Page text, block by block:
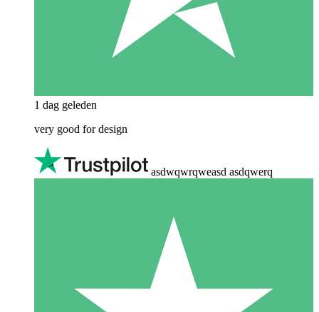
1 dag geleden
very good for design
asdwqwrqweasd asdqwerq